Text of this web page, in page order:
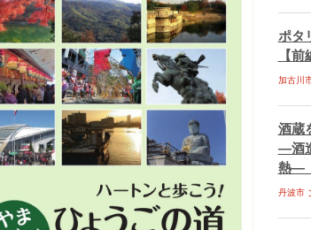
たつの市ebooks姫路市ebooks朝来市ebooks
猪名川町ebooks新温泉町ebooks神河町ebooks 相生市
丹波篠山市ebooksFacebooktwitterInstagram イベン
HYOGO ebooksとは運営会社ご利用ガイド よくある質
掲載の方法掲載規約個人情報保護方針 セキュリティポ
ポタ
【前
加古川
酒蔵
―酒
熱―
丹波市